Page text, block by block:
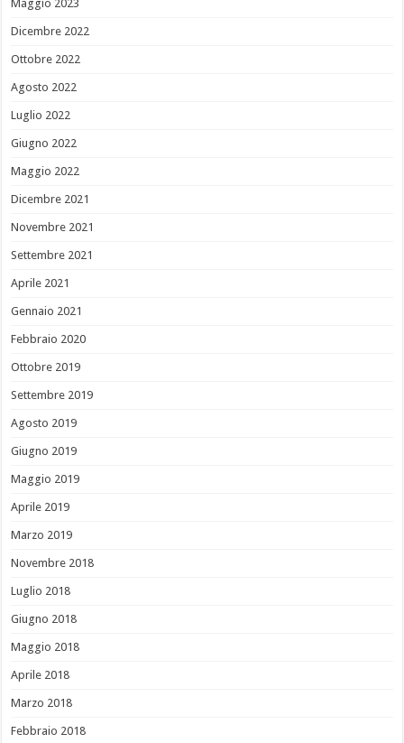
Maggio 2023
Dicembre 2022
Ottobre 2022
Agosto 2022
Luglio 2022
Giugno 2022
Maggio 2022
Dicembre 2021
Novembre 2021
Settembre 2021
Aprile 2021
Gennaio 2021
Febbraio 2020
Ottobre 2019
Settembre 2019
Agosto 2019
Giugno 2019
Maggio 2019
Aprile 2019
Marzo 2019
Novembre 2018
Luglio 2018
Giugno 2018
Maggio 2018
Aprile 2018
Marzo 2018
Febbraio 2018